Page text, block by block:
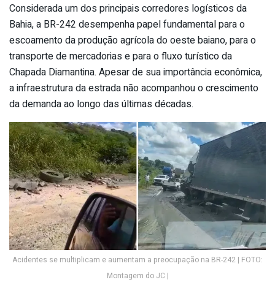
Considerada um dos principais corredores logísticos da
Bahia, a BR-242 desempenha papel fundamental para o
escoamento da produção agrícola do oeste baiano, para o
transporte de mercadorias e para o fluxo turístico da
Chapada Diamantina. Apesar de sua importância econômica,
a infraestrutura da estrada não acompanhou o crescimento
da demanda ao longo das últimas décadas.
Acidentes se multiplicam e aumentam a preocupação na BR-242 | FOTO:
Montagem do JC |